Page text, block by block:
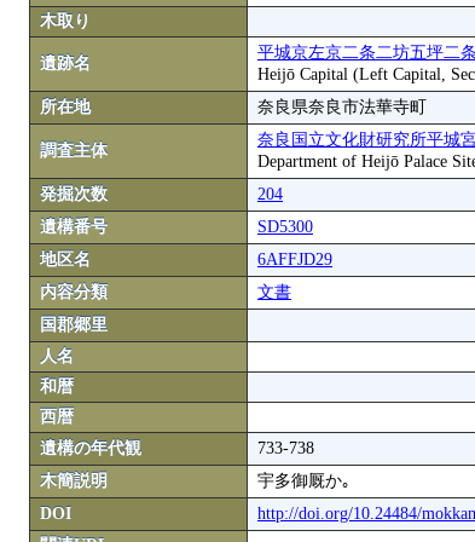
木取り
遺跡名
平城京左京二条二坊五坪二
Heijō Capital (Left Capital,
所在地
奈良県奈良市法華寺町
調査主体
奈良国立文化財研究所平城
Department of Heijō Palace
発掘次数
204
遺構番号
SD5300
地区名
6AFFJD29
内容分類
文書
国郡郷里
人名
和暦
西暦
遺構の年代観
733-738
木簡説明
宇多御厩か｡
DOI
http://doi.org/10.24484/